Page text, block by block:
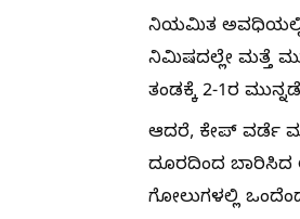
ನಿಯಮಿತ ಅವಧಿಯಲ್ಲಿ
ನಿಮಿಷದಲ್ಲೇ ಮತ್ತೆ
ತಂಡಕ್ಕೆ 2-1ರ
ಆದರೆ, ಕೇಪ್ ವರ್ಡೆ
ದೂರದಿಂದ ಬಾರಿಸಿದ
ಗೋಲುಗಳಲ್ಲಿ